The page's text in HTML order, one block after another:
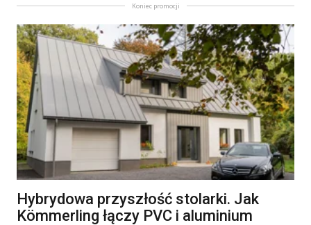
Koniec promocji
Hybrydowa przyszłość stolarki. Jak
Kömmerling łączy PVC i aluminium